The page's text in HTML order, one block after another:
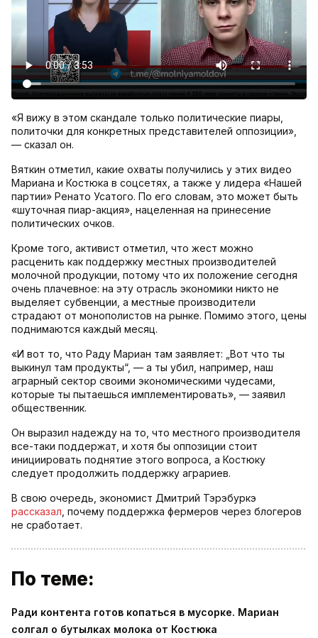
«Я вижу в этом скандале только политические пиары,
политочки для конкретных представителей оппозиции»,
— сказал он.
Вяткин отметил, какие охваты получились у этих видео
Мариана и Костюка в соцсетях, а также у лидера «Нашей
партии» Ренато Усатого. По его словам, это может быть
«шуточная пиар-акция», нацеленная на принесение
политических очков.
Кроме того, активист отметил, что жест можно
расценить как поддержку местных производителей
молочной продукции, потому что их положение сегодня
очень плачевное: на эту отрасль экономики никто не
выделяет субвенции, а местные производители
страдают от монополистов на рынке. Помимо этого, цены
поднимаются каждый месяц.
«И вот то, что Раду Мариан там заявляет: „Вот что ты
выкинул там продукты“, — а ты убил, например, наш
аграрный сектор своими экономическими чудесами,
которые ты пытаешься имплементировать», — заявил
общественник.
Он выразил надежду на то, что местного производителя
все-таки поддержат, и хотя бы оппозиции стоит
инициировать поднятие этого вопроса, а Костюку
следует продолжить поддержку аграриев.
В свою очередь, экономист Дмитрий Тэрэбуркэ
рассказал , почему поддержка фермеров через блогеров
не сработает.
По теме:
Ради контента готов копаться в мусорке. Мариан
солгал о бутылках молока от Костюка